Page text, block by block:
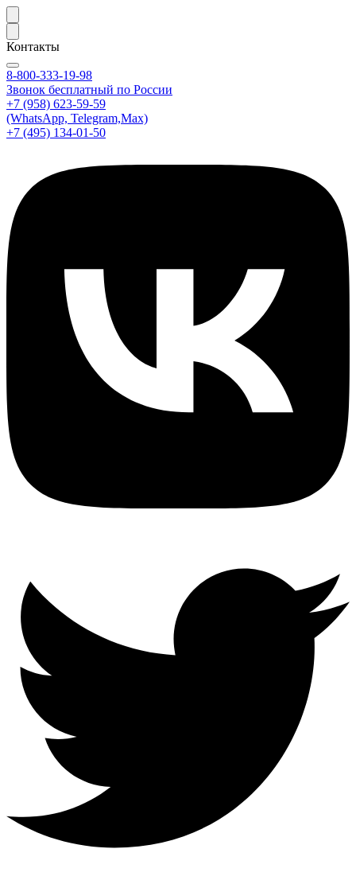
Контакты
8-800-333-19-98
Звонок бесплатный по России
+7 (958) 623-59-59
(WhatsApp, Telegram,Max)
+7 (495) 134-01-50